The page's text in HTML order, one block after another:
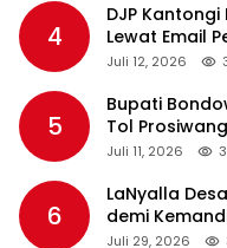
4
DJP Kantongi
Lewat Email
Rp36 Triliun
Juli 12, 2026
5
Bupati
Tol
Juli 11, 2026
6
LaNyalla
demi
Juli 29, 2026